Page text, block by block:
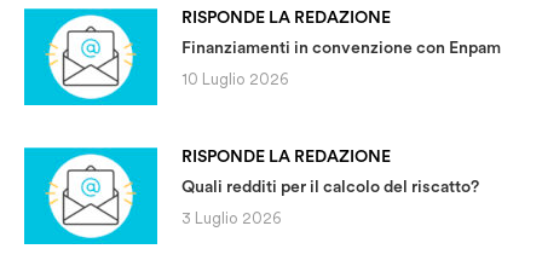
RISPONDE LA REDAZIONE
Finanziamenti in convenzione con Enpam
10 Luglio 2026
RISPONDE LA REDAZIONE
Quali redditi per il calcolo del riscatto?
3 Luglio 2026